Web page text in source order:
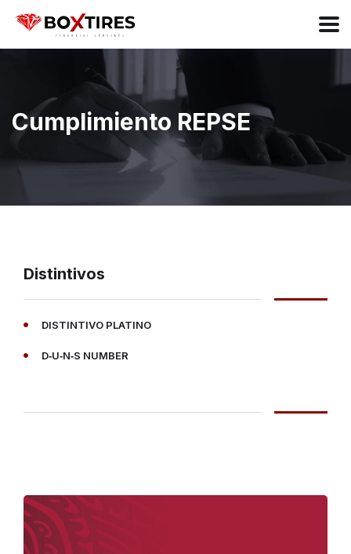
Cumplimiento REPSE
Distintivos
DISTINTIVO PLATINO
D‑U‑N‑S NUMBER